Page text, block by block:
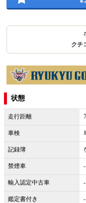
クチ
状態
走行距離
車検
記録簿
禁煙車 -
輸入認定中古車 -
鑑定書付き -